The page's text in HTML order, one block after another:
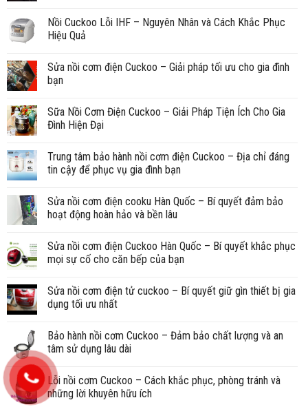
Nồi Cuckoo Lỗi IHF – Nguyên Nhân và Cách Khắc Phục
Hiệu Quả
Sửa nồi cơm điện Cuckoo – Giải pháp tối ưu cho gia đình
bạn
Sữa Nồi Cơm Điện Cuckoo – Giải Pháp Tiện Ích Cho Gia
Đình Hiện Đại
Trung tâm bảo hành nồi cơm điện Cuckoo – Địa chỉ đáng
tin cậy để phục vụ gia đình bạn
Sửa nồi cơm điện cooku Hàn Quốc – Bí quyết đảm bảo
hoạt động hoàn hảo và bền lâu
Sửa nồi cơm điện Cuckoo Hàn Quốc – Bí quyết khắc phục
mọi sự cố cho căn bếp của bạn
Sửa nồi cơm điện tử cuckoo – Bí quyết giữ gìn thiết bị gia
dụng tối ưu nhất
Bảo hành nồi cơm Cuckoo – Đảm bảo chất lượng và an
tâm sử dụng lâu dài
Lỗi nồi cơm Cuckoo – Cách khắc phục, phòng tránh và
những lời khuyên hữu ích